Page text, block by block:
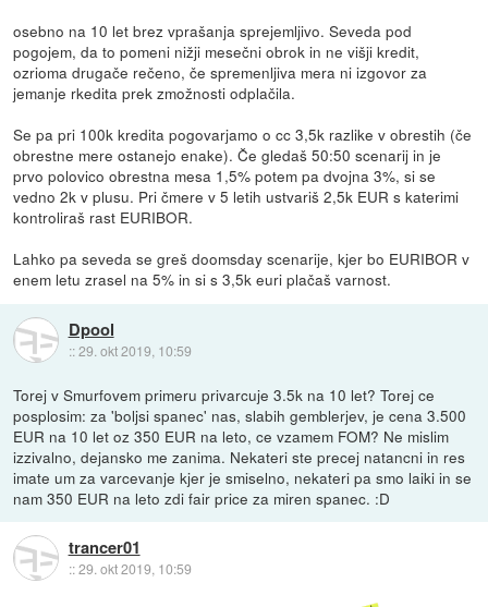
osebno na 10 let brez vprašanja sprejemljivo. Seveda pod
pogojem, da to pomeni nižji mesečni obrok in ne višji kredit,
ozrioma drugače rečeno, če spremenljiva mera ni izgovor za
jemanje rkedita prek zmožnosti odplačila.
Se pa pri 100k kredita pogovarjamo o cc 3,5k razlike v obrestih (če
obrestne mere ostanejo enake). Če gledaš 50:50 scenarij in je
prvo polovico obrestna mesa 1,5% potem pa dvojna 3%, si se
vedno 2k v plusu. Pri čmere v 5 letih ustvariš 2,5k EUR s katerimi
kontroliraš rast EURIBOR.
Lahko pa seveda se greš doomsday scenarije, kjer bo EURIBOR v
enem letu zrasel na 5% in si s 3,5k euri plačaš varnost.
Dpool
::29. okt 2019, 10:59
Torej v Smurfovem primeru privarcuje 3.5k na 10 let? Torej ce
posplosim: za 'boljsi spanec' nas, slabih gemblerjev, je cena 3.500
EUR na 10 let oz 350 EUR na leto, ce vzamem FOM? Ne mislim
izzivalno, dejansko me zanima. Nekateri ste precej natancni in res
imate um za varcevanje kjer je smiselno, nekateri pa smo laiki in se
nam 350 EUR na leto zdi fair price za miren spanec. :D
trancer01
::29. okt 2019, 10:59